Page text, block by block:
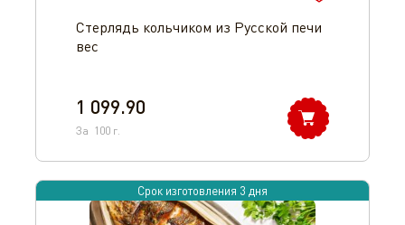
Стерлядь кольчиком из Русской печи
вес
1 099.90
За 100 г.
Срок изготовления 3 дня